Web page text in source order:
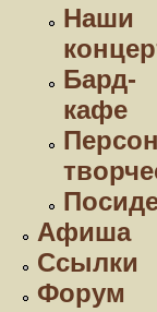
Наши
Бард-
кафе
Афиша
Ссылки
Форум